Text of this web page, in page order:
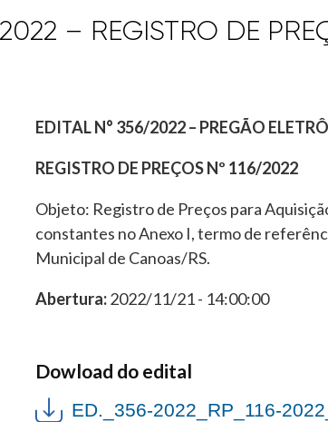
– REGISTRO DE
EDITAL N° 356/2022 – PREGÃO
REGISTRO DE PREÇOS Nº 116/2022
Objeto: Registro de Preços para
constantes no Anexo I, termo de
Municipal de Canoas/RS.
Abertura:2022/11/21 - 14:00:00
Dowload do edital
ED._356-2022_RP_116-